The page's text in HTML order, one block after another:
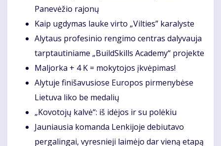
Panevėžio rajonų
Kaip ugdymas lauke virto „Vilties” karalyste
Alytaus profesinio rengimo centras dalyvauja
tarptautiniame „BuildSkills Academy“ projekte
Maljorka + 4 K = mokytojos įkvėpimas!
Alytuje finišavusiose Europos pirmenybėse
Lietuva liko be medalių
„Kovotojų kalvė“: iš idėjos ir su polėkiu
Jauniausia komanda Lenkijoje debiutavo
pergalingai, vyresnieji laimėjo dar vieną etapą